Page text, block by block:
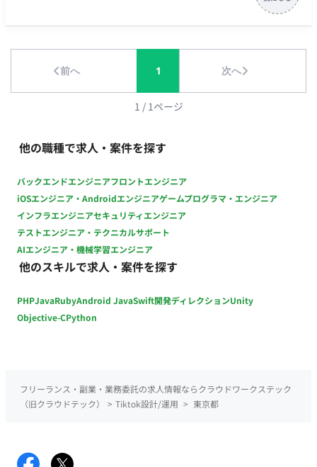
告クリエイティブの分析 ・制作メンバーへの改善指示 ・訴求や
構成の提案 【TikTokショップ運用支援】 ・TikTokショップ運営
報告 ・改善施策の提案 ・チームとのコミュニケーション ■働き
方 ・稼働量：月60〜80時間／月想定 ・リモート稼働：可能
（フルリモート） ・フレックス稼働：応相談
前へ 1 次へ
1 / 1ページ
他の職種で求人・案件を探す
バックエンドエンジニアフロントエンジニア
iOSエンジニア・Androidエンジニアゲームプログラマ・エンジニア
インフラエンジニアセキュリティエンジニア
テストエンジニア・テクニカルサポート
AIエンジニア・機械学習エンジニア
他のスキルで求人・案件を探す
PHPJavaRubyAndroid JavaSwift開発ディレクションUnity
Objective-CPython
フリーランス・副業・業務委託の求人情報ならクラウドワークステック
（旧クラウドテック）
> Tiktok設計/運用 > 東京都